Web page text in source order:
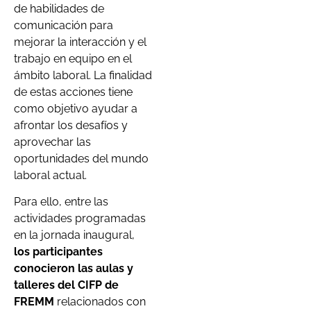
de habilidades de
comunicación para
mejorar la interacción y el
trabajo en equipo en el
ámbito laboral. La finalidad
de estas acciones tiene
como objetivo ayudar a
afrontar los desafíos y
aprovechar las
oportunidades del mundo
laboral actual.
Para ello, entre las
actividades programadas
en la jornada inaugural,
los participantes
conocieron las aulas y
talleres del CIFP de
FREMM relacionados con